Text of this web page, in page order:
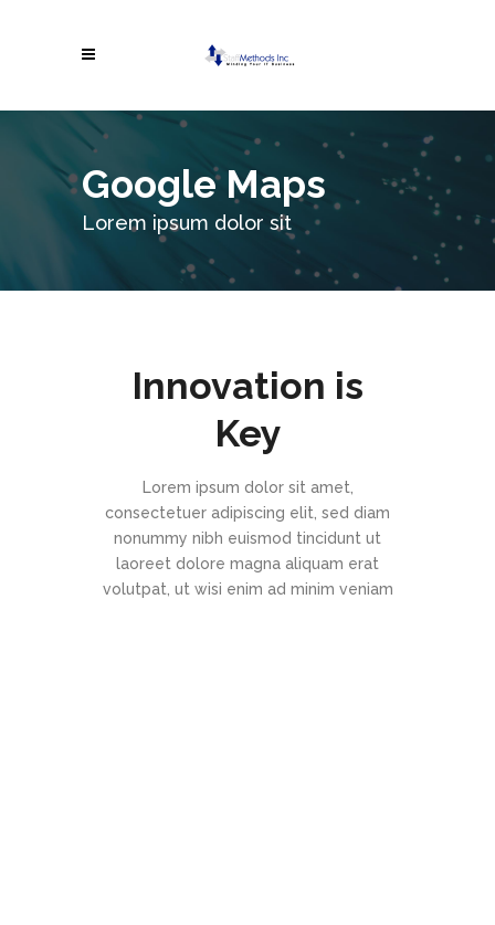
Google Maps
Lorem ipsum dolor sit
Innovation is
Key
Lorem ipsum dolor sit amet,
consectetuer adipiscing elit, sed diam
nonummy nibh euismod tincidunt ut
laoreet dolore magna aliquam erat
volutpat, ut wisi enim ad minim veniam